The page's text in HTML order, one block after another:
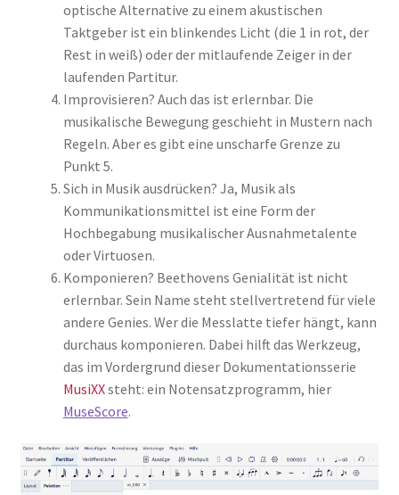
optische Alternative zu einem akustischen
Taktgeber ist ein blinkendes Licht (die 1 in rot, der
Rest in weiß) oder der mitlaufende Zeiger in der
laufenden Partitur.
Improvisieren? Auch das ist erlernbar. Die
musikalische Bewegung geschieht in Mustern nach
Regeln. Aber es gibt eine unscharfe Grenze zu
Punkt 5.
Sich in Musik ausdrücken? Ja, Musik als
Kommunikationsmittel ist eine Form der
Hochbegabung musikalischer Ausnahmetalente
oder Virtuosen.
Komponieren? Beethovens Genialität ist nicht
erlernbar. Sein Name steht stellvertretend für viele
andere Genies. Wer die Messlatte tiefer hängt, kann
durchaus komponieren. Dabei hilft das Werkzeug,
das im Vordergrund dieser Dokumentationsserie
MusiXXsteht: ein Notensatzprogramm, hier
MuseScore.